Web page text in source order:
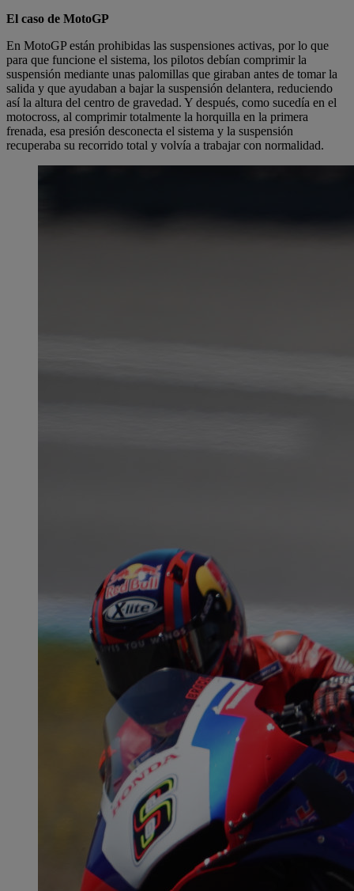
El caso de MotoGP
En MotoGP están prohibidas las suspensiones activas, por lo que
para que funcione el sistema, los pilotos debían comprimir la
suspensión mediante unas palomillas que giraban antes de tomar la
salida y que ayudaban a bajar la suspensión delantera, reduciendo
así la altura del centro de gravedad. Y después, como sucedía en el
motocross, al comprimir totalmente la horquilla en la primera
frenada, esa presión desconecta el sistema y la suspensión
recuperaba su recorrido total y volvía a trabajar con normalidad.